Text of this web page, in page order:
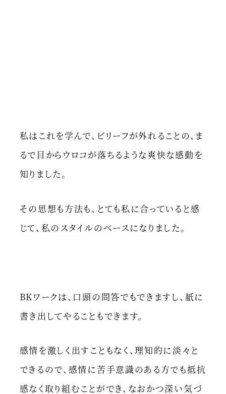
私はこれを学んで、ビリーフが外れることの、ま
るで目からウロコが落ちるような爽快な感動を
知りました。
その思想も方法も、とても私に合っていると感
じて、私のスタイルのベースになりました。
BKワークは、口頭の問答でもできますし、紙に
書き出してやることもできます。
感情を激しく出すこともなく、理知的に淡々と
できるので、感情に苦手意識のある方でも抵抗
感なく取り組むことができ、なおかつ深い気づ